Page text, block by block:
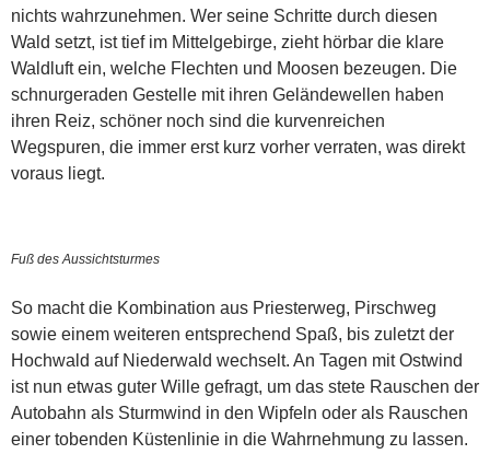
nichts wahrzunehmen. Wer seine Schritte durch diesen
Wald setzt, ist tief im Mittelgebirge, zieht hörbar die klare
Waldluft ein, welche Flechten und Moosen bezeugen. Die
schnurgeraden Gestelle mit ihren Geländewellen haben
ihren Reiz, schöner noch sind die kurvenreichen
Wegspuren, die immer erst kurz vorher verraten, was direkt
voraus liegt.
Fuß des Aussichtsturmes
So macht die Kombination aus Priesterweg, Pirschweg
sowie einem weiteren entsprechend Spaß, bis zuletzt der
Hochwald auf Niederwald wechselt. An Tagen mit Ostwind
ist nun etwas guter Wille gefragt, um das stete Rauschen der
Autobahn als Sturmwind in den Wipfeln oder als Rauschen
einer tobenden Küstenlinie in die Wahrnehmung zu lassen.